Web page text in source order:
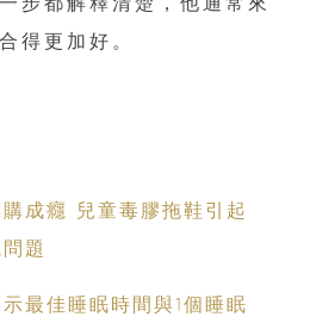
得更加好。
成癮 兒童毒膠拖鞋引起
題
最佳睡眠時間與1個睡眠